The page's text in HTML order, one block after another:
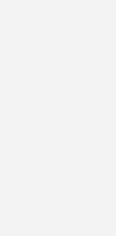
Wärmepumpen sind
schnell und auch
– sind
Projekte
sich mit einer
solches Projekt vor der
Förderkulisse mit bis
Mittel sind da. Wer